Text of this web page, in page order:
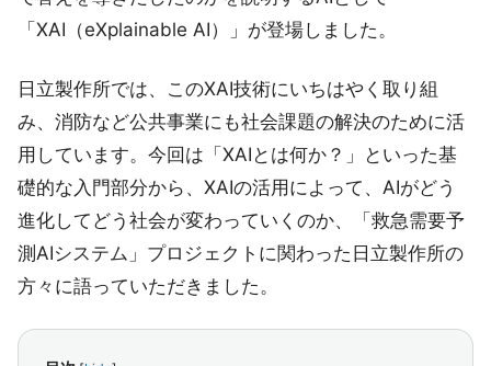
「XAI（eXplainable AI）」が登場しました。
日立製作所では、このXAI技術にいちはやく取り組
み、消防など公共事業にも社会課題の解決のために活
用しています。今回は「XAIとは何か？」といった基
礎的な入門部分から、XAIの活用によって、AIがどう
進化してどう社会が変わっていくのか、「救急需要予
測AIシステム」プロジェクトに関わった日立製作所の
方々に語っていただきました。